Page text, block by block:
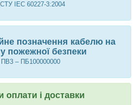
IEС 60227-3:2004
позначення кабелю на
пожежної безпеки
ПВ3 – ПБ100000000
оплати і доставки